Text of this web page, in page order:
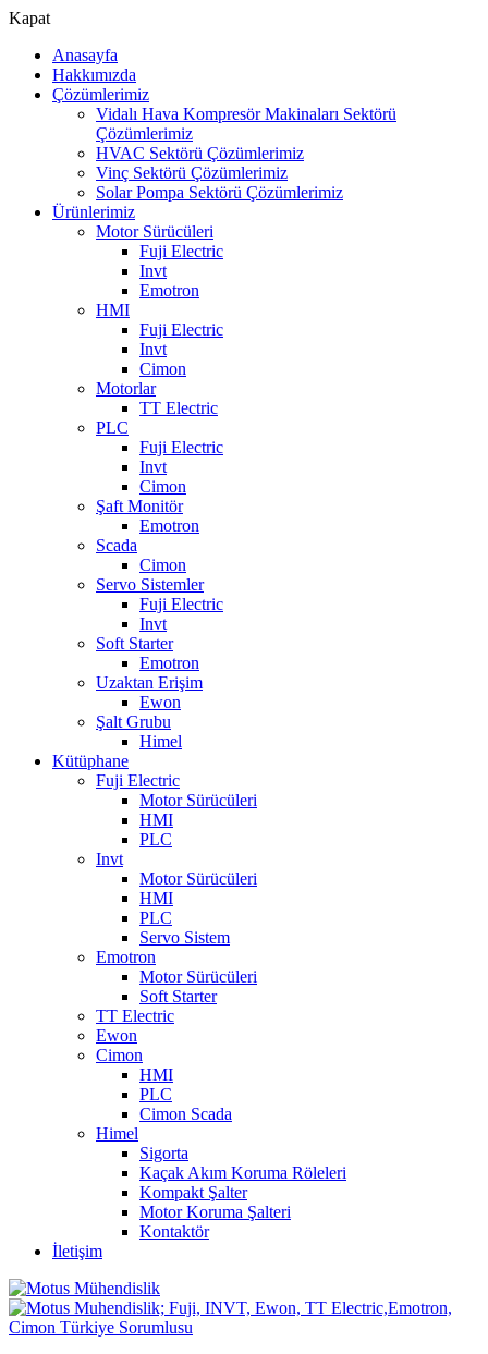
Kapat
Anasayfa
Hakkımızda
Çözümlerimiz
Vidalı Hava Kompresör Makinaları Sektörü
Çözümlerimiz
HVAC Sektörü Çözümlerimiz
Vinç Sektörü Çözümlerimiz
Solar Pompa Sektörü Çözümlerimiz
Ürünlerimiz
Motor Sürücüleri
Fuji Electric
Invt
Emotron
HMI
Fuji Electric
Invt
Cimon
Motorlar
TT Electric
PLC
Fuji Electric
Invt
Cimon
Şaft Monitör
Emotron
Scada
Cimon
Servo Sistemler
Fuji Electric
Invt
Soft Starter
Emotron
Uzaktan Erişim
Ewon
Şalt Grubu
Himel
Kütüphane
Fuji Electric
Motor Sürücüleri
HMI
PLC
Invt
Motor Sürücüleri
HMI
PLC
Servo Sistem
Emotron
Motor Sürücüleri
Soft Starter
TT Electric
Ewon
Cimon
HMI
PLC
Cimon Scada
Himel
Sigorta
Kaçak Akım Koruma Röleleri
Kompakt Şalter
Motor Koruma Şalteri
Kontaktör
İletişim